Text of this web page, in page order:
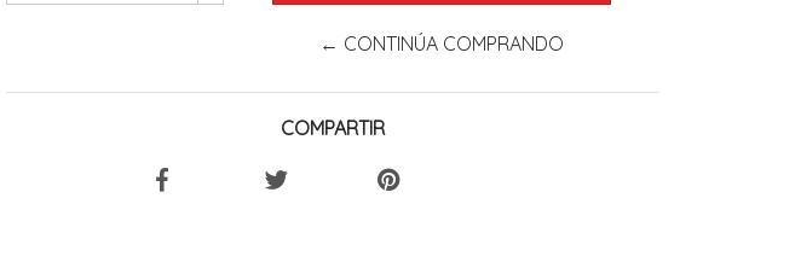
← CONTINÚA COMPRANDO
COMPARTIR